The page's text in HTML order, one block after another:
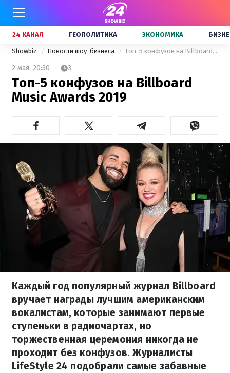
24 КАНАЛ ГЕОПОЛИТИКА ЭКОНОМИКА
Showbiz Новости шоу-бизнеса Топ-5 конфузов на Billboard Music Awards 2019
2 мая, 20:30 3
Топ-5 конфузов на Billboard
Music Awards 2019
Каждый год популярный журнал Billboard
вручает награды лучшим американским
вокалистам, которые занимают первые
ступеньки в радиочартах, но
торжественная церемония никогда не
проходит без конфузов. Журналисты
LifeStyle 24 подобрали самые забавные